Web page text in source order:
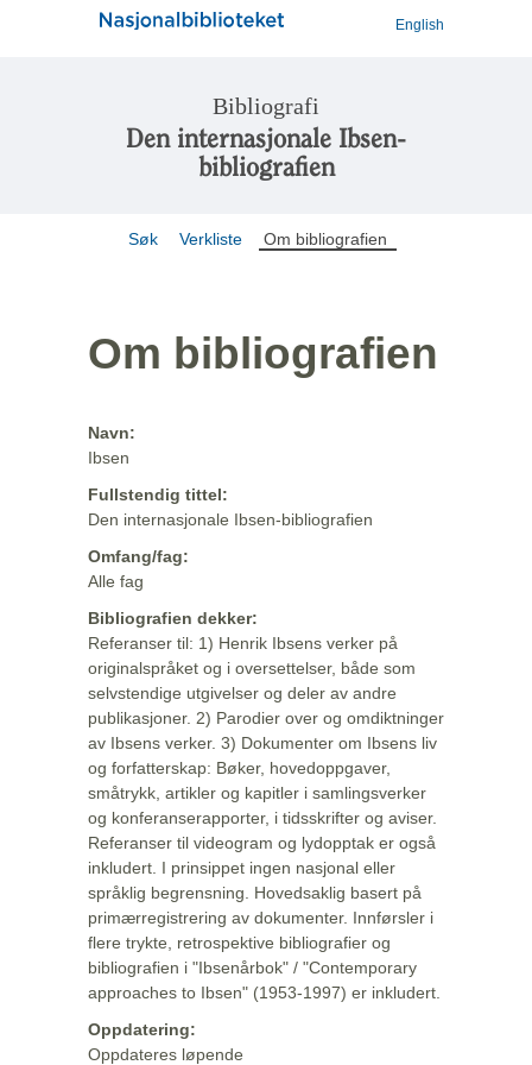
English
Bibliografi
Den internasjonale Ibsen-
bibliografien
Søk Verkliste Om bibliografien
Om bibliografien
Navn:
Ibsen
Fullstendig tittel:
Den internasjonale Ibsen-bibliografien
Omfang/fag:
Alle fag
Bibliografien dekker:
Referanser til: 1) Henrik Ibsens verker på
originalspråket og i oversettelser, både som
selvstendige utgivelser og deler av andre
publikasjoner. 2) Parodier over og omdiktninger
av Ibsens verker. 3) Dokumenter om Ibsens liv
og forfatterskap: Bøker, hovedoppgaver,
småtrykk, artikler og kapitler i samlingsverker
og konferanserapporter, i tidsskrifter og aviser.
Referanser til videogram og lydopptak er også
inkludert. I prinsippet ingen nasjonal eller
språklig begrensning. Hovedsaklig basert på
primærregistrering av dokumenter. Innførsler i
flere trykte, retrospektive bibliografier og
bibliografien i "Ibsenårbok" / "Contemporary
approaches to Ibsen" (1953-1997) er inkludert.
Oppdatering:
Oppdateres løpende